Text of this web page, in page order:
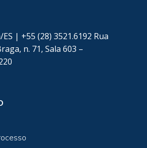
| +55 (28) 3521.6192 Rua
n. 71, Sala 603 –